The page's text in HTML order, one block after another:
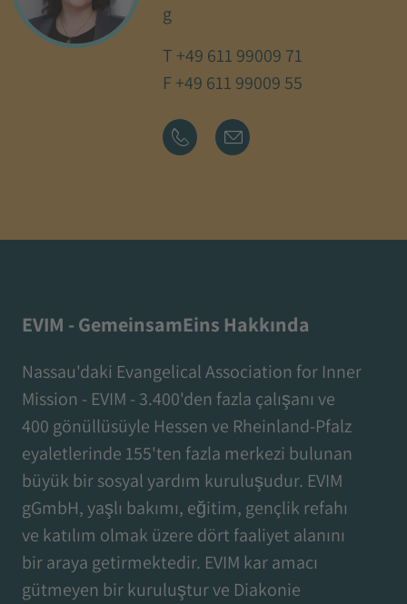
g
T +49 611 99009 71
F +49 611 99009 55
EVIM - GemeinsamEins Hakkında
Nassau'daki Evangelical Association for Inner
Mission - EVIM - 3.400'den fazla çalışanı ve
400 gönüllüsüyle Hessen ve Rheinland-Pfalz
eyaletlerinde 155'ten fazla merkezi bulunan
büyük bir sosyal yardım kuruluşudur. EVIM
gGmbH, yaşlı bakımı, eğitim, gençlik refahı
ve katılım olmak üzere dört faaliyet alanını
bir araya getirmektedir. EVIM kar amacı
gütmeyen bir kuruluştur ve Diakonie